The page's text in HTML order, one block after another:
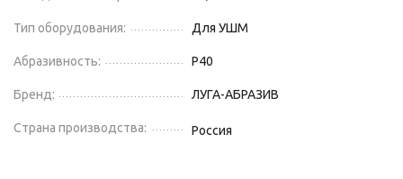
Тип оборудования: Для УШМ
Абразивность: P40
Бренд: ЛУГА-АБРАЗИВ
Страна производства: Россия